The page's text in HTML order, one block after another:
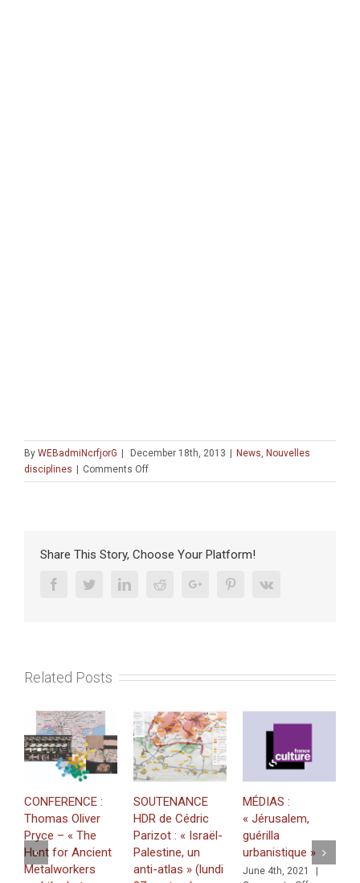
By WEBadmiNcrfjorG | December 18th, 2013 | News Nouvelles
disciplines | Comments Offon
Séminaire
Jérusalem
Share This Story, Choose Your Platform!
FacebookTwitterLinkedinRedditGoogle+ PinterestVk
Related Posts
CONFERENCE :
Thomas Oliver
Pryce – « The
Hunt for Ancient
Metalworkers
SOUTENANCE
HDR de Cédric
Parizot : « Israël-
Palestine, un
anti-atlas » (lundi
MÉDIAS :
« Jérusalem,
guérilla
urbanistique »
June 4th, 2021